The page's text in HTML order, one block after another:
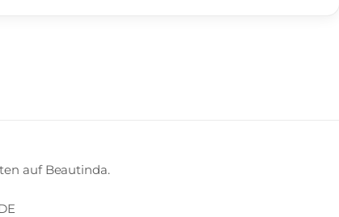
auf Beautinda.